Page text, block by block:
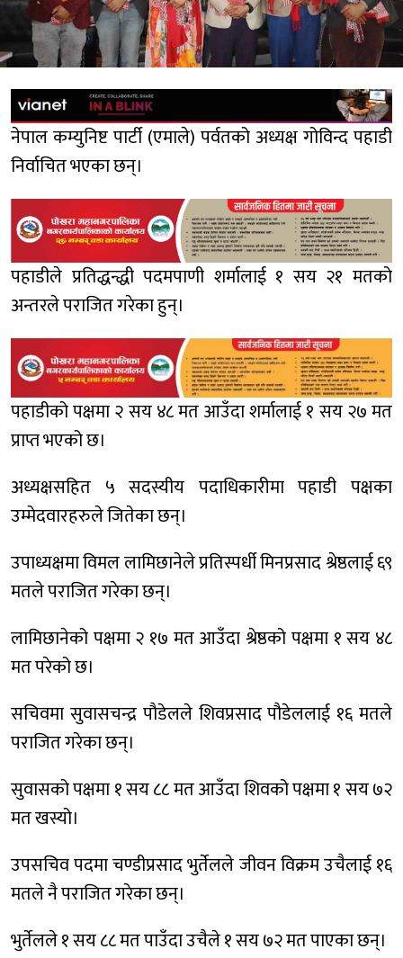
नेपाल कम्युनिष्ट पार्टी (एमाले) पर्वतको अध्यक्ष गोविन्द पहाडी
निर्वाचित भएका छन्।
पहाडीले प्रतिद्धन्द्धी पदमपाणी शर्मालाई १ सय २१ मतको
अन्तरले पराजित गरेका हुन्।
पहाडीको पक्षमा २ सय ४८ मत आउँदा शर्मालाई १ सय २७ मत
प्राप्त भएको छ।
अध्यक्षसहित ५ सदस्यीय पदाधिकारीमा पहाडी पक्षका
उम्मेदवारहरुले जितेका छन्।
उपाध्यक्षमा विमल लामिछानेले प्रतिस्पर्धी मिनप्रसाद श्रेष्ठलाई ६९
मतले पराजित गरेका छन्।
लामिछानेको पक्षमा २ १७ मत आउँदा श्रेष्ठको पक्षमा १ सय ४८
मत परेको छ।
सचिवमा सुवासचन्द्र पौडेलले शिवप्रसाद पौडेललाई १६ मतले
पराजित गरेका छन्।
सुवासको पक्षमा १ सय ८८ मत आउँदा शिवको पक्षमा १ सय ७२
मत खस्यो।
उपसचिव पदमा चण्डीप्रसाद भुर्तेलले जीवन विक्रम उचैलाई १६
मतले नै पराजित गरेका छन्।
भुर्तेलले १ सय ८८ मत पाउँदा उचैले १ सय ७२ मत पाएका छन्।